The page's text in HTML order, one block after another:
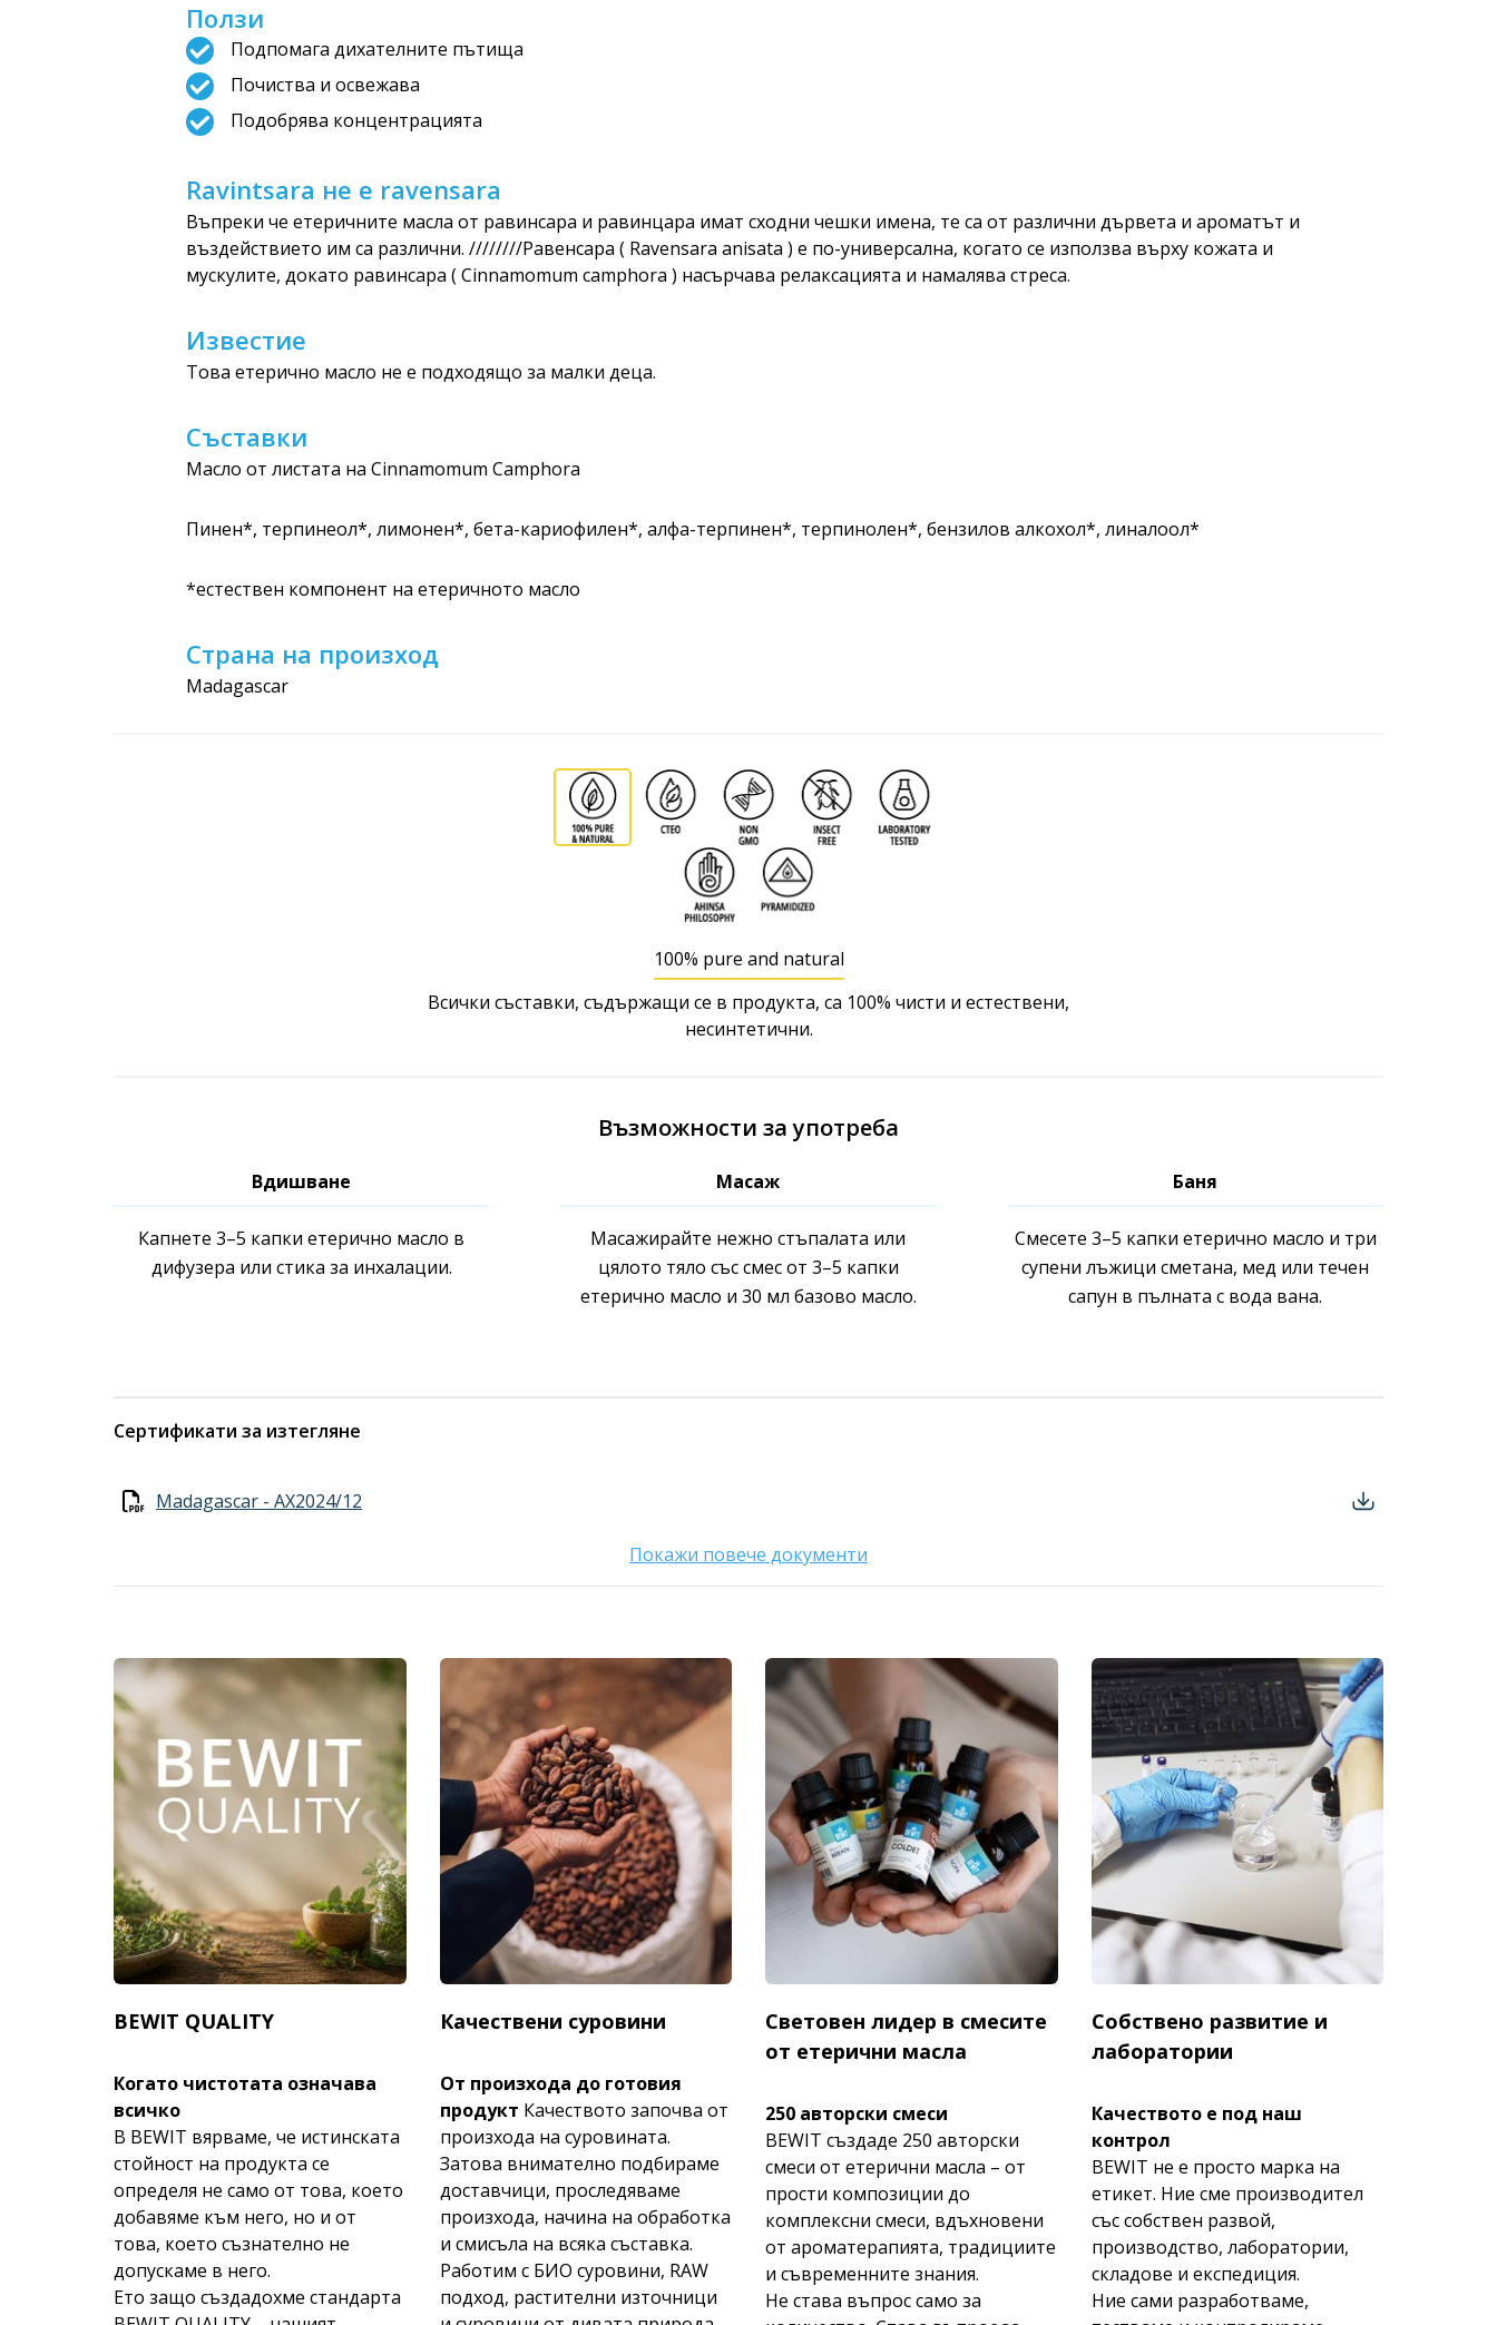
Ползи
Подпомага дихателните пътища
Почиства и освежава
Подобрява концентрацията
Ravintsara не е ravensara
Въпреки че етеричните масла от равинсара и равинцара имат сходни чешки имена, те са от различни дървета и ароматът и
въздействието им са различни. ////////Равенсара ( Ravensara anisata ) е по-универсална, когато се използва върху кожата и
мускулите, докато равинсара ( Cinnamomum camphora ) насърчава релаксацията и намалява стреса.
Известие
Това етерично масло не е подходящо за малки деца.
Съставки
Масло от листата на Cinnamomum Camphora
Пинен*, терпинеол*, лимонен*, бета-кариофилен*, алфа-терпинен*, терпинолен*, бензилов алкохол*, линалоол*
*естествен компонент на етеричното масло
Страна на произход
Madagascar
100% pure and natural
Всички съставки, съдържащи се в продукта, са 100% чисти и естествени,
несинтетични.
Възможности за употреба
Вдишване
Капнете 3–5 капки етерично масло в
дифузера или стика за инхалации.
Масаж
Масажирайте нежно стъпалата или
цялото тяло със смес от 3–5 капки
етерично масло и 30 мл базово масло.
Баня
Смесете 3–5 капки етерично масло и три
супени лъжици сметана, мед или течен
сапун в пълната с вода вана.
Сертификати за изтегляне
Madagascar - AX2024/12
Покажи повече документи
BEWIT QUALITY
Когато чистотата означава
всичко
В BEWIT вярваме, че истинската
стойност на продукта се
определя не само от това, което
добавяме към него, но и от
това, което съзнателно не
допускаме в него.
Ето защо създадохме стандарта
Качествени суровини
От произхода до готовия
продукт Качеството започва от
произхода на суровината.
Затова внимателно подбираме
доставчици, проследяваме
произхода, начина на обработка
и смисъла на всяка съставка.
Работим с БИО суровини, RAW
подход, растителни източници
Световен лидер в смесите
от етерични масла
250 авторски смеси
BEWIT създаде 250 авторски
смеси от етерични масла – от
прости композиции до
комплексни смеси, вдъхновени
от ароматерапията, традициите
и съвременните знания.
Не става въпрос само за
Собствено развитие и
лаборатории
Качеството е под наш
контрол
BEWIT не е просто марка на
етикет. Ние сме производител
със собствен развой,
производство, лаборатории,
складове и експедиция.
Ние сами разработваме,